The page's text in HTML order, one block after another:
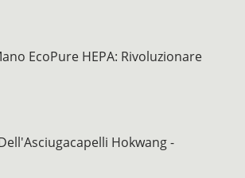
EcoPure HEPA: Rivoluzionare
Hokwang -